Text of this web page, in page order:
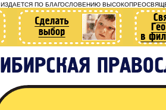
ИЗДАЕТСЯ ПО БЛАГОСЛОВЕНИЮ